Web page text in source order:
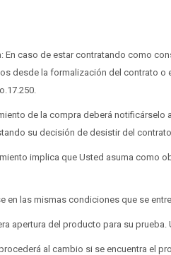
En caso de estar contratando como
desde la formalización del contrato
de la compra deberá notificárselo
su decisión de desistir del
implica que Usted asuma como
en las mismas condiciones que se
apertura del producto para su
al cambio si se encuentra el